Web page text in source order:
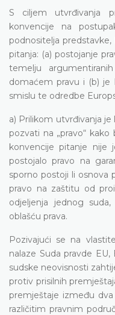
S ciljem utvrđivanja
konvencije na
podnositelja
pitanja: (a) postojanje
temelju
domaćem pravu i (b) je
smislu te odredbe
a) Prilikom utvrđivanja
pozvati na „pravo“
konvencije pitanje nije
postojalo pravo na
sporno postoji li osnova
pravo na zaštitu od
odjeljenja jednog
oblašću prava.
Pozivajući se na
nalaze Suda pravde
sudske neovisnosti
protiv prisilnih
premještaje između
različitim pravnim